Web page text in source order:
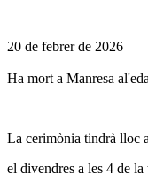
20 de febrer de 2026
Ha mort a Manresa
La cerimònia tindrà lloc
el divendres a les 4 de la